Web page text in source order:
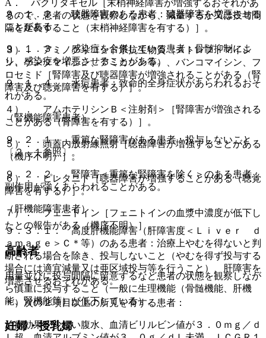
A． パクリタキセル［末梢神経障害が増強するおそれがあ
るので、患者の状態を観察しながら、減量するか又は投与間
隔を延長すること（末梢神経障害を有する）］。
３）． アミノグリコシド系抗生物質（ストレプトマイシ
ン、ゲンタマイシン、アミカシン等）、バンコマイシン、フ
ロセミド［腎障害及び聴器障害が増強されることがある（腎
障害及び聴覚障害を有する）］。
４）． アムホテリシンＢ＜注射剤＞［腎障害が増強される
ことがある（腎障害を有する）］。
５）． 頭蓋内放射線照射［聴器障害が増強することがある
（機序不明）］。
６）． ピレタニド［聴器障害が増強することがある（聴覚
障害を有する）］。
７）． フェニトイン［フェニトインの血漿中濃度が低下し
たとの報告がある（機序不明）］。
高齢者
用量並びに投与間隔に留意するなど患者の状態を観察しなが
ら慎重に投与すること（一般に生理機能（骨髄機能、肝機
能、腎機能等）が低下している）。
妊婦・授乳婦
９．１．２． 聴器障害のある患者：聴器障害を増悪させる
ことがある。
９．１．３． 感染症を合併している患者：骨髄抑制によ
り、感染症を増悪させることがある。
９．１．４． 水痘患者：致命的全身症状があらわれるおそ
れがある。
（腎機能障害患者）
９．２．１． 重篤な腎障害がある患者：投与しないこと
〔２．１参照〕。
９．２．２． 腎障害＜重篤な腎障害を除く＞のある患者：
副作用が強くあらわれることがある。
（肝機能障害患者）
９．３．１． 高度肝機能障害（肝障害度＜Ｌｉｖｅｒ ｄ
ａｍａｇｅ＞Ｃ＊等）のある患者：治療上やむを得ないと判
断される場合を除き、投与しないこと（やむを得ず投与する
場合には適宜減量又は亜区域投与等を行うこと）、肝障害を
増悪させるおそれがある。
＊）次の２項目以上の所見を有する患者：
治療効果が少ない腹水、血清ビリルビン値が３．０ｍｇ／ｄ